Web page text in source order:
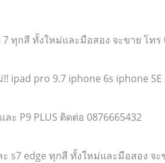
ทุกสี ทั้งใหม่และมือสอง จะขาย โทร
ipad pro 9.7 iphone 6s iphone
ละ P9 PLUS ติดต่อ 0876665432
s7 edge ทุกสี ทั้งใหม่และมือสอง จะ